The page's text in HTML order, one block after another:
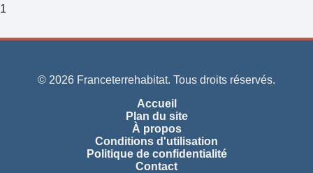
1
© 2026 Franceterrehabitat. Tous droits réservés.
Accueil
Plan du site
À propos
Conditions d'utilisation
Politique de confidentialité
Contact